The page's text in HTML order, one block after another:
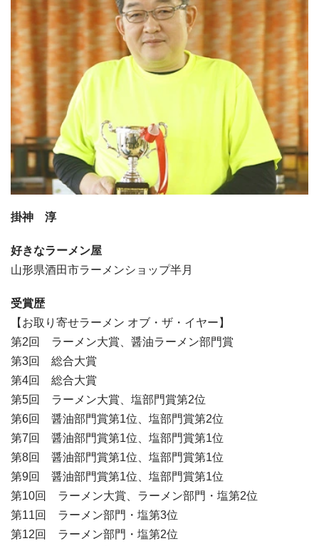
掛神 淳
好きなラーメン屋
山形県酒田市ラーメンショップ半月
受賞歴
【お取り寄せラーメン オブ・ザ・イヤー】
第2回 ラーメン大賞、醤油ラーメン部門賞
第3回 総合大賞
第4回 総合大賞
第5回 ラーメン大賞、塩部門賞第2位
第6回 醤油部門賞第1位、塩部門賞第2位
第7回 醤油部門賞第1位、塩部門賞第1位
第8回 醤油部門賞第1位、塩部門賞第1位
第9回 醤油部門賞第1位、塩部門賞第1位
第10回 ラーメン大賞、ラーメン部門・塩第2位
第11回 ラーメン部門・塩第3位
第12回 ラーメン部門・塩第2位